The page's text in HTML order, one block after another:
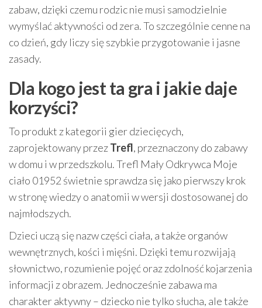
zabaw, dzięki czemu rodzic nie musi samodzielnie
wymyślać aktywności od zera. To szczególnie cenne na
co dzień, gdy liczy się szybkie przygotowanie i jasne
zasady.
Dla kogo jest ta gra i jakie daje
korzyści?
To produkt z kategorii gier dziecięcych,
zaprojektowany przezTrefl, przeznaczony do zabawy
w domu i w przedszkolu. Trefl Mały Odkrywca Moje
ciało 01952 świetnie sprawdza się jako pierwszy krok
w stronę wiedzy o anatomii w wersji dostosowanej do
najmłodszych.
Dzieci uczą się nazw części ciała, a także organów
wewnętrznych, kości i mięśni. Dzięki temu rozwijają
słownictwo, rozumienie pojęć oraz zdolność kojarzenia
informacji z obrazem. Jednocześnie zabawa ma
charakter aktywny – dziecko nie tylko słucha, ale także